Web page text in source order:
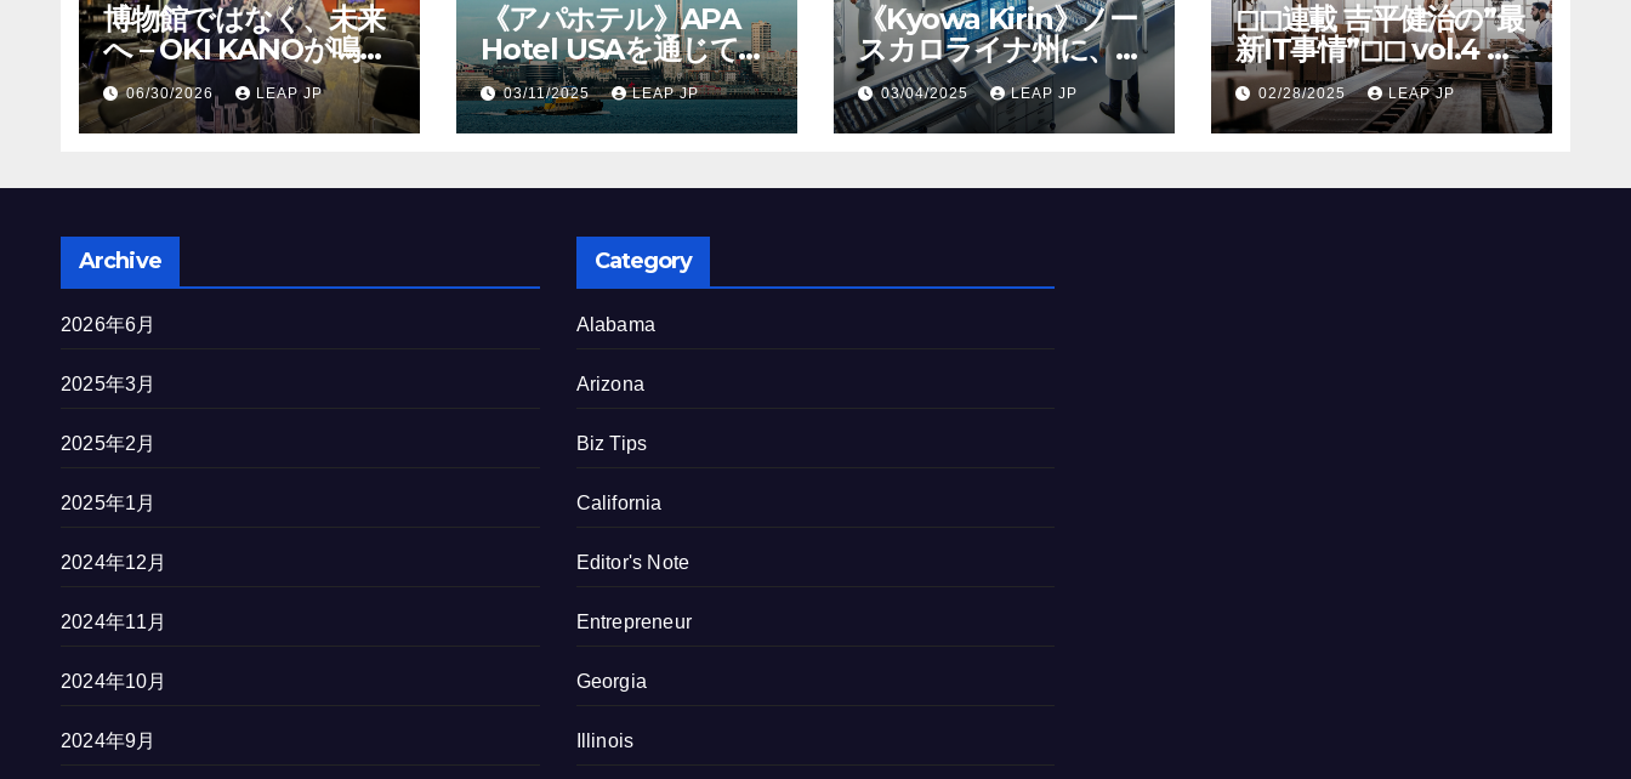
博物館ではなく、未来
へ – OKI KANOが鳴ら
すトンコリの音
06/30/2026 LEAP JP
《アパホテル》APA
Hotel USAを通じて
Hilton Seattleの取得
を完了
03/11/2025 LEAP JP
《Kyowa Kirin》ノー
スカロライナ州に、北
米リージョン初の工場
建設を決定
03/04/2025 LEAP JP
◻︎◻︎連載 吉平健治の”最
新IT事情”◻︎◻︎ vol.4 AI
導入が変革を加速する
米国製造業の最前線
02/28/2025 LEAP JP
Archive
2026年6月
2025年3月
2025年2月
2025年1月
2024年12月
2024年11月
2024年10月
2024年9月
Category
Alabama
Arizona
Biz Tips
California
Editor's Note
Entrepreneur
Georgia
Illinois